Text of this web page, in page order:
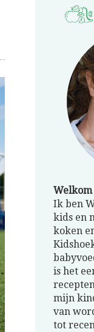
Welkom
Ik ben
kids en
koken
is het
mijn
van
tot